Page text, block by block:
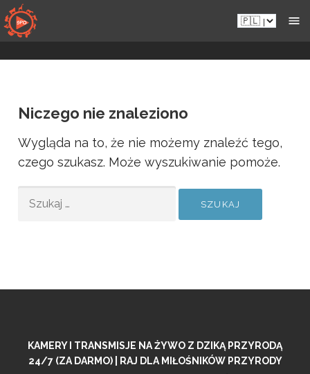
Przejdź
do
zawartości
Pl.sportsmansparadiseonline.com
Niczego nie znaleziono
Wygląda na to, że nie możemy znaleźć tego,
czego szukasz. Może wyszukiwanie pomoże.
KAMERY I TRANSMISJE NA ŻYWO Z DZIKĄ PRZYRODĄ
24/7 (ZA DARMO) | RAJ DLA MIŁOŚNIKÓW PRZYRODY